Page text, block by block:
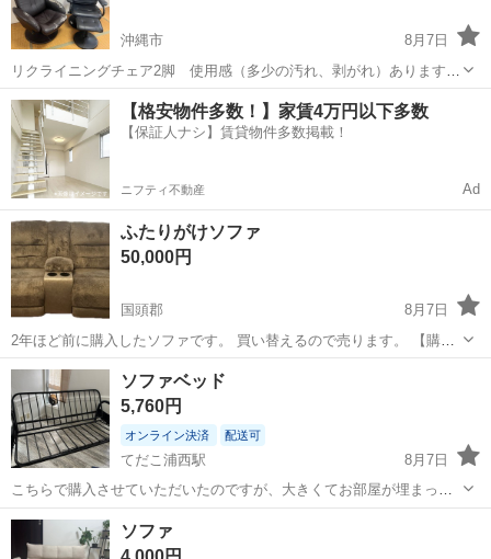
沖縄市
8月7日
リクライニングチェア2脚 使用感（多少の汚れ、剥がれ）あります
が、使用するのに気にならない方必見！リクライニング調整可能で
す。セットでお願いします。他にも出品するので、一緒に他の物も持
っていける方優先です。気になることがあれ...
沖縄 沖縄市 ソファ
【格安物件多数！】家賃4万円以下多数
【保証人ナシ】賃貸物件多数掲載！
ニフティ不動産 Ad
ふたりがけソファ
50,000円
国頭郡
8月7日
2年ほど前に購入したソファです。 買い替えるので売ります。 【購入
時価格】１４万円ぐらいyellow boxで、 【サイズ】縦：104cm、横：
200cm、奥行き：104cm オットマンを出した長さは140㎝（大体で
す） 【...
沖縄 国頭郡
ソファベッド
5,760円
オンライン決済 配送可
てだこ浦西駅
8月7日
こちらで購入させていただいたのですが、大きくてお部屋が埋まって
しまったため、再度出品させていただきます。 折りたたみソファベッ
イズ約130cmX...
沖縄 国頭郡
ソファ